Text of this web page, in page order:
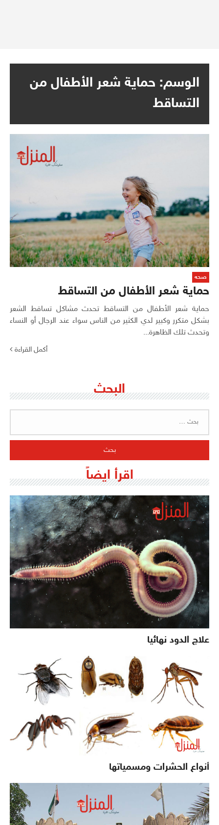
الوسم: حماية شعر الأطفال من
التساقط
صحه
حماية شعر الأطفال من التساقط
حماية شعر الأطفال من التساقط تحدث مشاكل تساقط الشعر
بشكل متكرر وكبير لدي الكثير من الناس سواء عند الرجال أو النساء
وتحدث تلك الظاهرة...
أكمل القراءة
البحث
اقرأ ايضاً
علاج الدود نهائيا
أنواع الحشرات ومسمياتها